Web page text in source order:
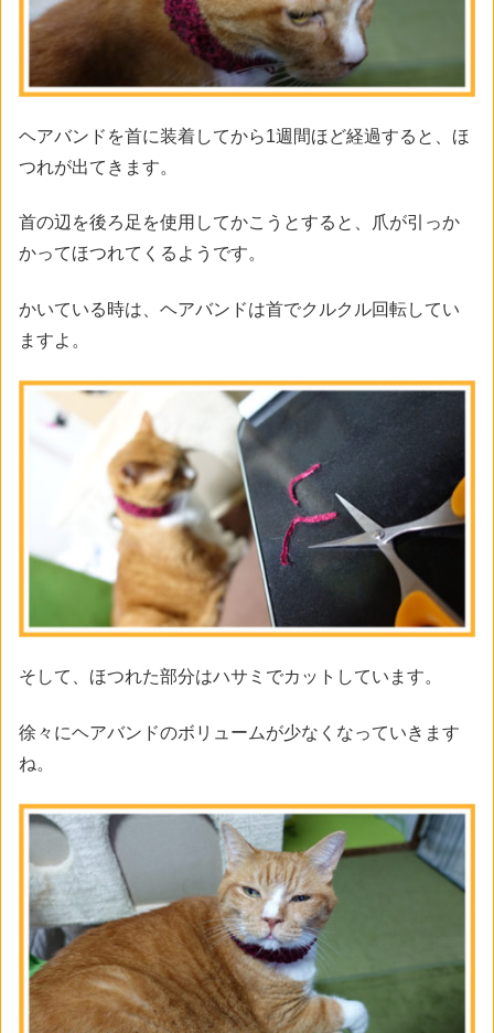
ヘアバンドを首に装着してから1週間ほど経過すると、ほ
つれが出てきます。
首の辺を後ろ足を使用してかこうとすると、爪が引っか
かってほつれてくるようです。
かいている時は、ヘアバンドは首でクルクル回転してい
ますよ。
そして、ほつれた部分はハサミでカットしています。
徐々にヘアバンドのボリュームが少なくなっていきます
ね。